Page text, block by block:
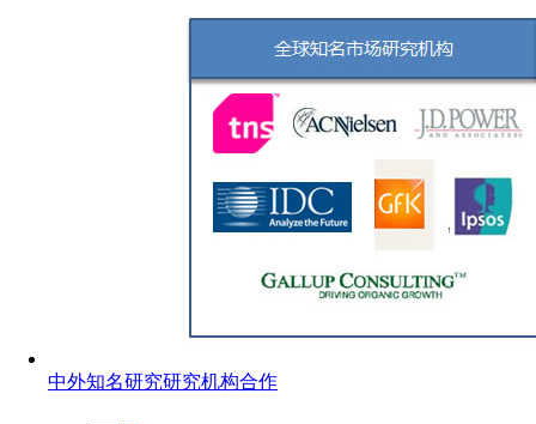
中外知名研究研究机构合作